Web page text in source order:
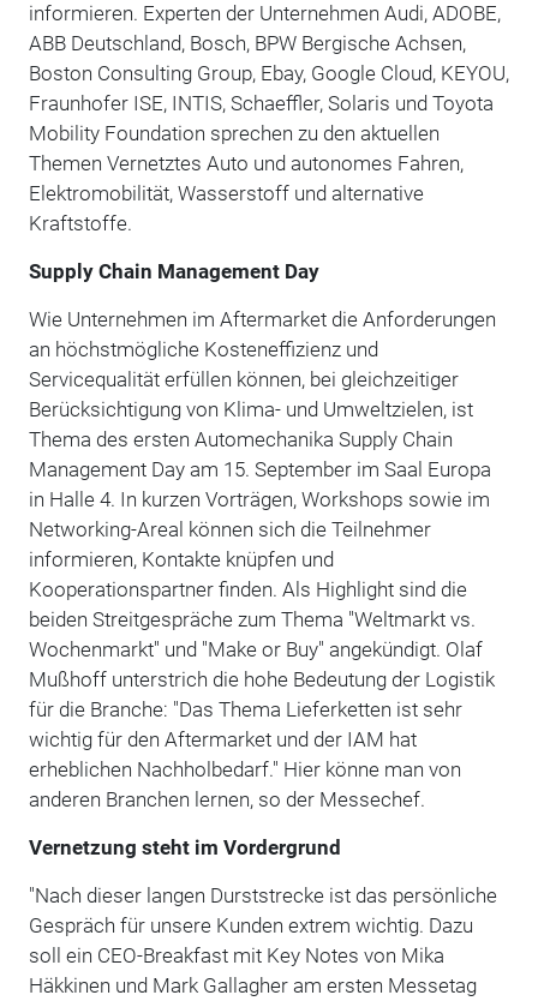
informieren. Experten der Unternehmen Audi, ADOBE,
ABB Deutschland, Bosch, BPW Bergische Achsen,
Boston Consulting Group, Ebay, Google Cloud, KEYOU,
Fraunhofer ISE, INTIS, Schaeffler, Solaris und Toyota
Mobility Foundation sprechen zu den aktuellen
Themen Vernetztes Auto und autonomes Fahren,
Elektromobilität, Wasserstoff und alternative
Kraftstoffe.
Supply Chain Management Day
Wie Unternehmen im Aftermarket die Anforderungen
an höchstmögliche Kosteneffizienz und
Servicequalität erfüllen können, bei gleichzeitiger
Berücksichtigung von Klima- und Umweltzielen, ist
Thema des ersten Automechanika Supply Chain
Management Day am 15. September im Saal Europa
in Halle 4. In kurzen Vorträgen, Workshops sowie im
Networking-Areal können sich die Teilnehmer
informieren, Kontakte knüpfen und
Kooperationspartner finden. Als Highlight sind die
beiden Streitgespräche zum Thema "Weltmarkt vs.
Wochenmarkt" und "Make or Buy" angekündigt. Olaf
Mußhoff unterstrich die hohe Bedeutung der Logistik
für die Branche: "Das Thema Lieferketten ist sehr
wichtig für den Aftermarket und der IAM hat
erheblichen Nachholbedarf." Hier könne man von
anderen Branchen lernen, so der Messechef.
Vernetzung steht im Vordergrund
"Nach dieser langen Durststrecke ist das persönliche
Gespräch für unsere Kunden extrem wichtig. Dazu
soll ein CEO-Breakfast mit Key Notes von Mika
Häkkinen und Mark Gallagher am ersten Messetag